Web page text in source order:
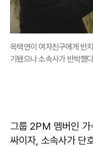
옥택연이 여자친구에게 반
기됐으나 소속사가 반박했
그룹 2PM 멤버인 가
싸이자, 소속사가 단